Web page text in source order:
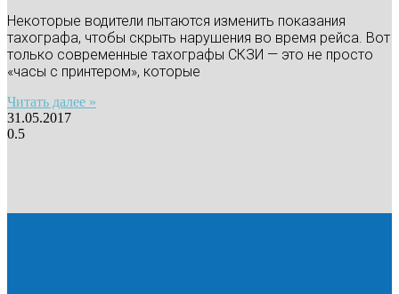
Некоторые водители пытаются изменить показания
тахографа, чтобы скрыть нарушения во время рейса. Вот
только современные тахографы СКЗИ — это не просто
«часы с принтером», которые
Читать далее »
31.05.2017